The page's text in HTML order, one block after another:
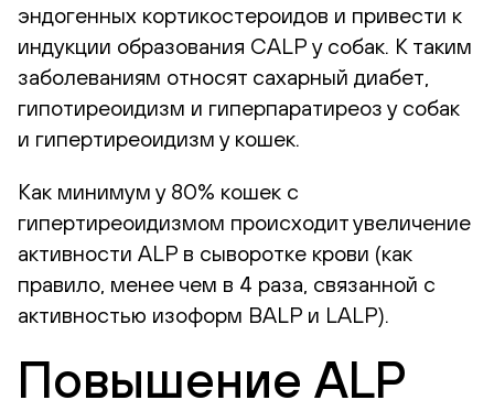
эндогенных кортикостероидов и привести к
индукции образования CALP у собак. К таким
заболеваниям относят сахарный диабет,
гипотиреоидизм и гиперпаратиреоз у собак
и гипертиреоидизм у кошек.
Как минимум у 80% кошек с
гипертиреоидизмом происходит увеличение
активности ALP в сыворотке крови (как
правило, менее чем в 4 раза, связанной с
активностью изоформ BALP и LALP).
Повышение ALP